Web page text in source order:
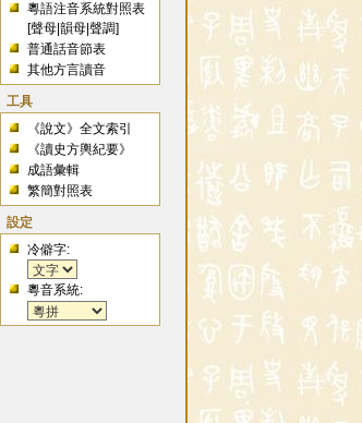
粵語注音系統對照表
[聲母 |韻母 |聲調]
普通話音節表
其他方言讀音
工具
《說文》全文索引
《讀史方輿紀要》
成語彙輯
繁簡對照表
設定
冷僻字:
粵音系統: